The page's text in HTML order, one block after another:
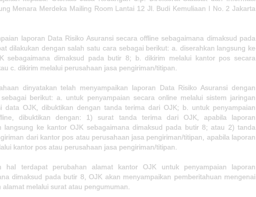
Menara Merdeka Mailing Room Lantai 12 Jl. Budi Kemuliaan I No. 2 Jakarta
laporan Data Risiko Asuransi secara offline sebagaimana dimaksud pada
dilakukan dengan salah satu cara sebagai berikut: a. diserahkan langsung ke
sebagaimana dimaksud pada butir 8; b. dikirim melalui kantor pos secara
c. dikirim melalui perusahaan jasa pengiriman/titipan.
dinyatakan telah menyampaikan laporan Data Risiko Asuransi dengan
sebagai berikut: a. untuk penyampaian secara online melalui sistem jaringan
data OJK, dibuktikan dengan tanda terima dari OJK; b. untuk penyampaian
dibuktikan dengan: 1) surat tanda terima dari OJK, apabila laporan
langsung ke kantor OJK sebagaimana dimaksud pada butir 8; atau 2) tanda
dari kantor pos atau perusahaan jasa pengiriman/titipan, apabila laporan
kantor pos atau perusahaan jasa pengiriman/titipan.
hal terdapat perubahan alamat kantor OJK untuk penyampaian laporan
dimaksud pada butir 8, OJK akan menyampaikan pemberitahuan mengenai
alamat melalui surat atau pengumuman.